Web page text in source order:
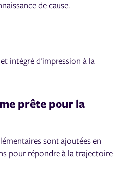
de cause.
intégré d'impression à la
prête pour la
sont ajoutées en
pour répondre à la trajectoire